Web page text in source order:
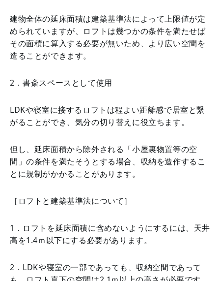
建物全体の延床面積は建築基準法によって上限値が定
められていますが、ロフトは幾つかの条件を満たせば
その面積に算入する必要が無いため、より広い空間を
造ることができます。
2．書斎スペースとして使用
LDKや寝室に接するロフトは程よい距離感で居室と繋
がることができ、気分の切り替えに役立ちます。
但し、延床面積から除外される「小屋裏物置等の空
間」の条件を満たそうとする場合、収納を造作するこ
とに規制がかかることがあります。
［ロフトと建築基準法について］
1．ロフトを延床面積に含めないようにするには、天井
高を1.4ｍ以下にする必要があります。
2．LDKや寝室の一部であっても、収納空間であって